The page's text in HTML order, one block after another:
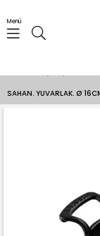
Menü
SAHAN. YUVARLAK. Ø